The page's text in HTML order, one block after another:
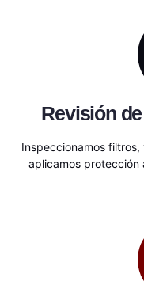
Revisión
Inspeccionamos
aplicamos protección